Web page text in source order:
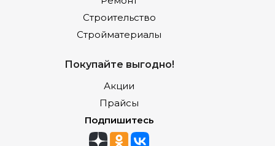
Строительство
Стройматериалы
Покупайте выгодно!
Акции
Прайсы
Подпишитесь